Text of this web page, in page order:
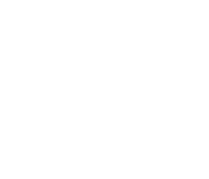
České republice